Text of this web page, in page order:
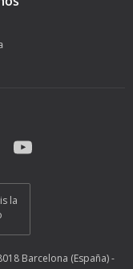
la
Barcelona (España) -